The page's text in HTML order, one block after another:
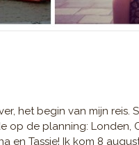
het begin van mijn reis.
op de planning: Londen,
en Tassie! Ik kom 8